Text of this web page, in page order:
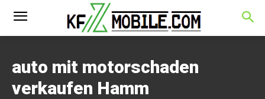
auto mit motorschaden
verkaufen Hamm